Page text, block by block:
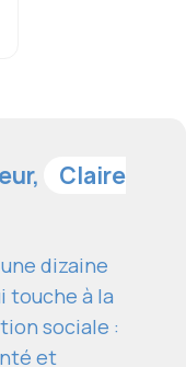
Claire
dizaine
touche à la
sociale :
et